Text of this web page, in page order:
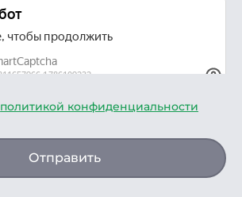
политикой конфиденциальности
Отправить